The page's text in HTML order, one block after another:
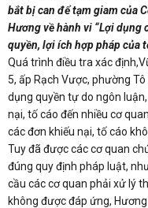
bắt bị can để tạm giam của
Hương về hành vi “Lợi dụng
quyền, lợi ích hợp pháp của
Quá trình điều tra xác
5, ấp Rạch Vược, phường
dụng quyền tự do ngôn
nại, tố cáo đến nhiều cơ
các đơn khiếu nại, tố cáo
Tuy đã được các cơ quan
đúng quy định pháp luật,
cầu các cơ quan phải xử lý
không được đáp ứng,